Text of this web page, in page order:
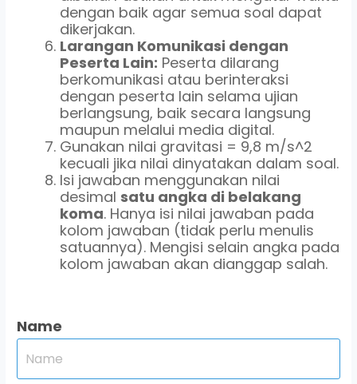
dengan baik agar semua soal dapat
dikerjakan.
Larangan Komunikasi dengan
Peserta Lain: Peserta dilarang
berkomunikasi atau berinteraksi
dengan peserta lain selama ujian
berlangsung, baik secara langsung
maupun melalui media digital.
Gunakan nilai gravitasi = 9,8 m/s^2
kecuali jika nilai dinyatakan dalam soal.
Isi jawaban menggunakan nilai
desimalsatu angka di belakang
koma. Hanya isi nilai jawaban pada
kolom jawaban (tidak perlu menulis
satuannya). Mengisi selain angka pada
kolom jawaban akan dianggap salah.
Name